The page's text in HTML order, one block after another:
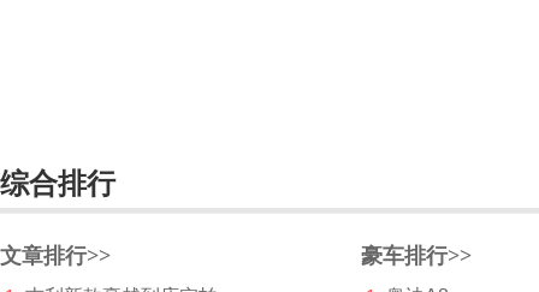
G
综合排行
文章排行>> 豪车排行>>